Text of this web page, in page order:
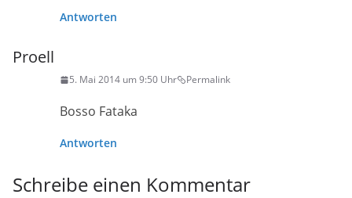
Antworten
Proell
5. Mai 2014 um 9:50 Uhr Permalink
Bosso Fataka
Antworten
Schreibe einen Kommentar